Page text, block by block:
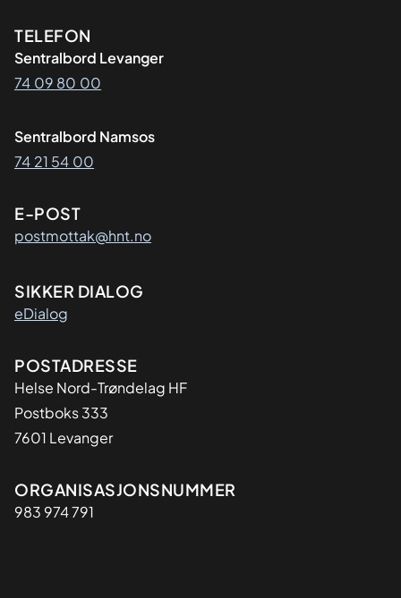
Kontaktinformasjon
TELEFON
Sentralbord Levanger
74 09 80 00
Sentralbord Namsos
74 21 54 00
E-POST
postmottak@hnt.no
SIKKER DIALOG
eDialog
Adresse
POSTADRESSE
Helse Nord-Trøndelag HF
Postboks 333
7601 Levanger
Organisasjon
ORGANISASJONSNUMMER
983 974 791